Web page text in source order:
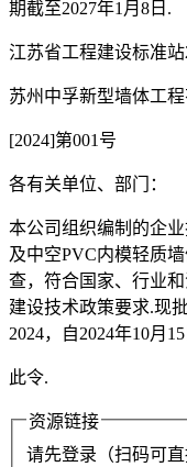
期截至2027年1月8日.
江苏省工程建设标准站
苏州中孚新型墙体工
[2024]第001号
各有关单位、部门：
本公司组织编制的企
及中空PVC内模轻质
查，符合国家、行业
建设技术政策要求.现
2024，自2024年10月
此令.
资源链接
请先登录（扫码可直